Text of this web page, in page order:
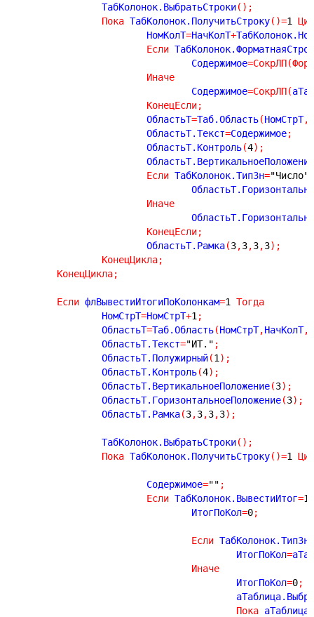
		ТабКолонок.ВыбратьСтроки
( ) ;
Пока ТабКолонок.ПолучитьСтроку( )=1
			НомКолТ
=НачКолТ+
Если
				Содержимое
=СокрЛП(
Иначе
				Содержимое
=СокрЛП(
КонецЕсли;
			ОбластьТ
=Таб.Область(НомСтрТ,
			ОбластьТ.Текст
=Содержимое;
			ОбластьТ.Контроль
(4) ;
Если ТабКолонок.ТипЗн="Число"
Иначе
КонецЕсли;
			ОбластьТ.Рамка
(3,3,3,3) ;
КонецЦикла;
КонецЦикла;
Если флВывестиИтогиПоКолонкам=1
Тогда
		НомСтрТ
=НомСтрТ+1 ;
		ОбластьТ
=Таб.Область(НомСтрТ,НачКолТ,
		ОбластьТ.Текст
="ИТ." ;
		ОбластьТ.Полужирный
(1 ) ;
		ОбластьТ.Контроль
(4) ;
		ОбластьТ.ВертикальноеПоложение
(3) ;
		ОбластьТ.ГоризонтальноеПоложение
(3) ;
		ОбластьТ.Рамка
(3,3,3,3) ;
		ТабКолонок.ВыбратьСтроки
( ) ;
Пока ТабКолонок.ПолучитьСтроку( )=1
			Содержимое
="" ;
Если ТабКолонок.ВывестиИтог=1
				ИтогПоКол
=0;
Если ТабКолонок.ТипЗн
					ИтогПоКол
=
Иначе
					ИтогПоКол
=0;
Пока